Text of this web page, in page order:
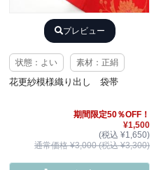
プレビュー
状態：よい 素材：正絹
花更紗模様織り出し 袋帯
期間限定50％OFF！
¥1,500
(税込 ¥1,650)
通常価格 ¥3,000 (税込 ¥3,300)